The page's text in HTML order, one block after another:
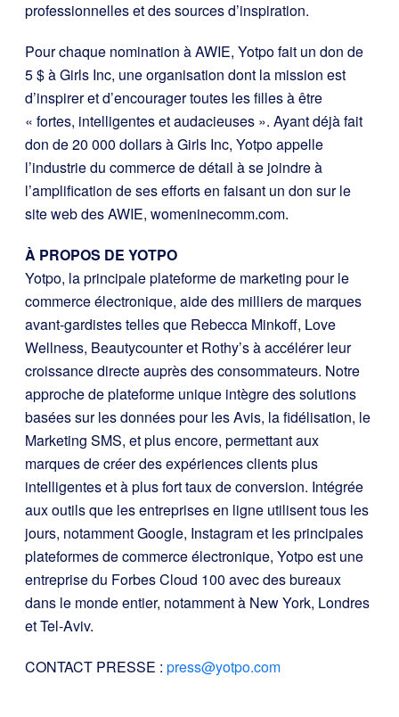
professionnelles et des sources d’inspiration.
Pour chaque nomination à AWIE, Yotpo fait un don de
5 $ à Girls Inc, une organisation dont la mission est
d’inspirer et d’encourager toutes les filles à être
« fortes, intelligentes et audacieuses ». Ayant déjà fait
don de 20 000 dollars à Girls Inc, Yotpo appelle
l’industrie du commerce de détail à se joindre à
l’amplification de ses efforts en faisant un don sur le
site web des AWIE, womeninecomm.com.
À PROPOS DE YOTPO
Yotpo, la principale plateforme de marketing pour le
commerce électronique, aide des milliers de marques
avant-gardistes telles que Rebecca Minkoff, Love
Wellness, Beautycounter et Rothy’s à accélérer leur
croissance directe auprès des consommateurs. Notre
approche de plateforme unique intègre des solutions
basées sur les données pour les Avis, la fidélisation, le
Marketing SMS, et plus encore, permettant aux
marques de créer des expériences clients plus
intelligentes et à plus fort taux de conversion. Intégrée
aux outils que les entreprises en ligne utilisent tous les
jours, notamment Google, Instagram et les principales
plateformes de commerce électronique, Yotpo est une
entreprise du Forbes Cloud 100 avec des bureaux
dans le monde entier, notamment à New York, Londres
et Tel-Aviv.
CONTACT PRESSE : press@yotpo.com